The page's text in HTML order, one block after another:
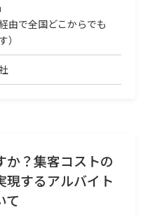
由で全国どこからでも
か？集客コストの
現するアルバイト
て